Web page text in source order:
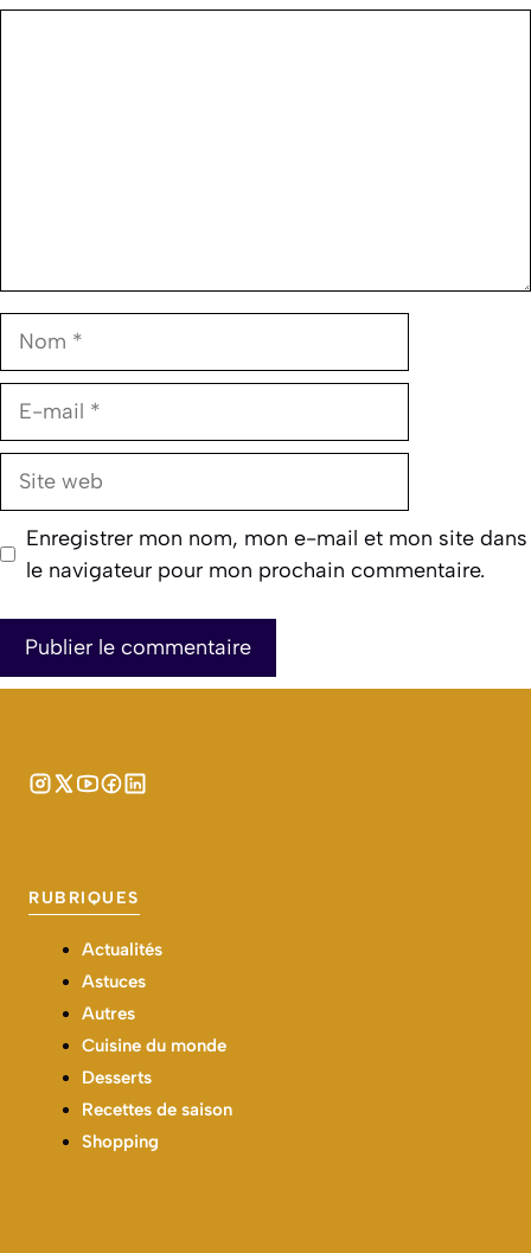
Nom
E-
Site
Enregistrer mon nom, mon e-mail et mon site dans
le navigateur pour mon prochain commentaire.
RUBRIQUES
Actualités
Astuces
Autres
Cuisine du monde
Desserts
Recettes de saison
Shopping